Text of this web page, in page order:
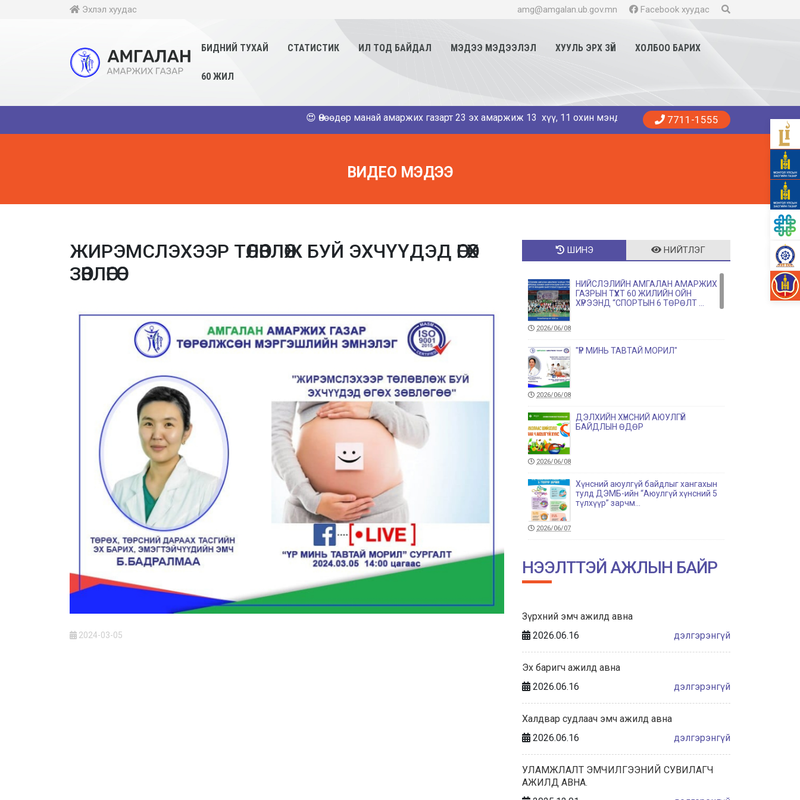
Эхлэл хуудас amg@amgalan.ub.gov.mn Facebook хуудас
БИДНИЙ ТУХАЙ СТАТИСТИК ИЛ ТОД БАЙДАЛ МЭДЭЭ МЭДЭЭЛЭЛ ХУУЛЬ ЭРХ ЗҮЙ ХОЛБОО БАРИХ
60 ЖИЛ
😍 Өнөөдөр манай амаржих газарт 23 эх амаржиж 13 хүү, 11 охин мэндэллээ. Танд эрүүл энхийг хүсье.
7711-1555
ВИДЕО МЭДЭЭ
ЖИРЭМСЛЭХЭЭР ТӨЛӨВЛӨЖ БУЙ ЭХЧҮҮДЭД ӨГӨХ
ЗӨВЛӨГӨӨ
2024-03-05
ШИНЭ НИЙТЛЭГ
НИЙСЛЭЛИЙН АМГАЛАН АМАРЖИХ
ГАЗРЫН ТҮҮХТ 60 ЖИЛИЙН ОЙН
ХҮРЭЭНД “СПОРТЫН 6 ТӨРӨЛТ ...
2026/06/08
"ҮР МИНЬ ТАВТАЙ МОРИЛ"
2026/06/08
ДЭЛХИЙН ХҮНСНИЙ АЮУЛГҮЙ
БАЙДЛЫН ӨДӨР
2026/06/08
Хүнсний аюулгүй байдлыг хангахын
тулд ДЭМБ-ийн “Аюулгүй хүнсний 5
түлхүүр” зарчм...
2026/06/07
ГАЗРЫН ТҮҮХТ 60 ЖИЛИЙН ОЙН
ХҮРЭЭНД ЗОХИОН БАЙГУУЛАГДА...
Халдвар сэргийлэлт хяналтын
2026/05/28
“ЭХИЙН СҮҮНИЙ НӨӨЦИЙН БАНКНЫ ҮЙЛ
АЖИЛЛАГААНЫ ЖУРАМ”-Д САНАЛ
АВАХ ХЭЛЭЛЦҮҮЛЭГТ ОР...
НЭЭЛТТЭЙ АЖЛЫН БАЙР
Зүрхний эмч ажилд авна
2026.06.16
дэлгэрэнгүй
Эх баригч ажилд авна
2026.06.16
дэлгэрэнгүй
Халдвар судлаач эмч ажилд авна
2026.06.16
дэлгэрэнгүй
УЛАМЖЛАЛТ ЭМЧИЛГЭЭНИЙ СУВИЛАГЧ
АЖИЛД АВНА.